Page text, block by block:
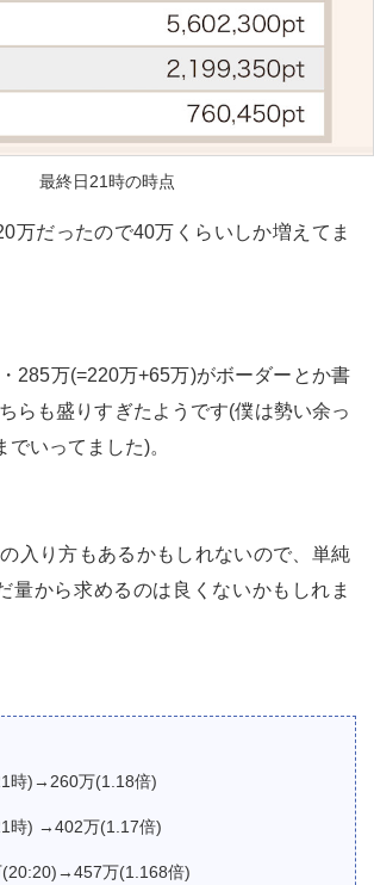
最終日21時の時点
万だったので40万くらいしか増えてま
285万(=220万+65万)がボーダーとか書
らも盛りすぎたようです(僕は勢い余っ
いってました)。
入り方もあるかもしれないので、単純
量から求めるのは良くないかもしれま
時)→260万(1.18倍)
時) →402万(1.17倍)
(20:20)→457万(1.168倍)